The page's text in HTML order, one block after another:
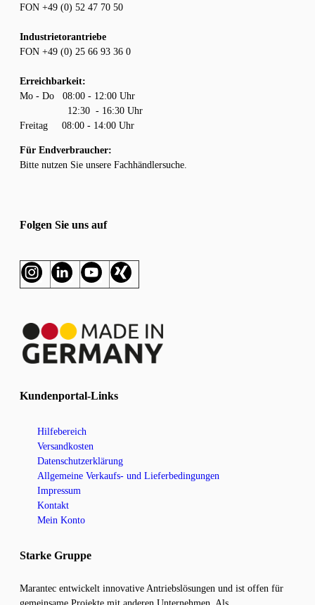
FON +49 (0) 52 47 70 50
Industrietorantriebe
FON +49 (0) 25 66 93 36 0
Erreichbarkeit:
Mo - Do 08:00 - 12:00 Uhr
12:30 - 16:30 Uhr
Freitag 08:00 - 14:00 Uhr
Für Endverbraucher:
Bitte nutzen Sie unsere Fachhändlersuche.
Folgen Sie uns auf
Kundenportal-Links
Hilfebereich
Versandkosten
Datenschutzerklärung
Allgemeine Verkaufs- und Lieferbedingungen
Impressum
Kontakt
Mein Konto
Starke Gruppe
Marantec entwickelt innovative Antriebslösungen und ist offen für